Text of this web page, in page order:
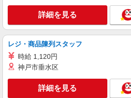
キープ
派遣社員
株式会社kotrio /●HR-H-2077513
土橋*デイでの生活補
時給1350円〜
広島市中区
詳細を見る
レジ・商品陳列スタッフ
時給 1,120円
神戸市垂水区
詳細を見る